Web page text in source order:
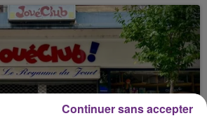
est à l'arrêt. Une situation
intense qui est toujours
Continuer sans accepter